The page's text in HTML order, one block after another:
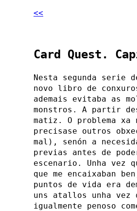
<<
Card Quest.
Nesta segunda serie
novo libro de
ademais evitaba as
monstros. A partir
matiz. O problema
precisase outros
mal), senón a
previas antes de
escenario. Unha vez
que me encaixaban
puntos de vida era
uns atallos unha vez
igualmente penoso